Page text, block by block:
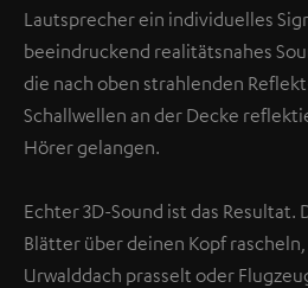
Lautsprecher ein individuelles
beeindruckend realitätsnahes
die nach oben strahlenden
Schallwellen an der Decke
Hörer gelangen.
Echter 3D-Sound ist das Resultat.
Blätter über deinen Kopf
Urwalddach prasselt oder